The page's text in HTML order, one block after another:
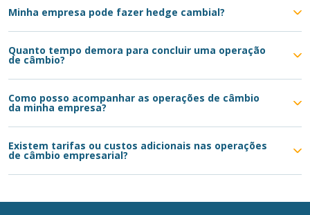
Minha empresa pode fazer hedge cambial?
Quanto tempo demora para concluir uma operação
de câmbio?
Como posso acompanhar as operações de câmbio
da minha empresa?
Existem tarifas ou custos adicionais nas operações
de câmbio empresarial?